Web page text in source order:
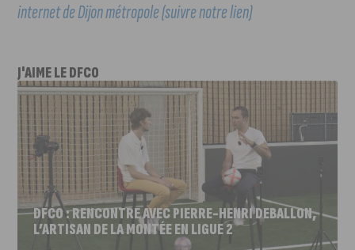
internet de Dijon métropole (suivre notre lien)
J'AIME LE DFCO
DFCO : RENCONTRE AVEC PIERRE-HENRI DEBALLON,
L’ARTISAN DE LA MONTÉE EN LIGUE 2